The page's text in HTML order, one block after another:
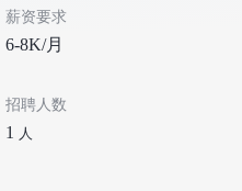
薪资要求
6-8K/月
招聘人数
1 人